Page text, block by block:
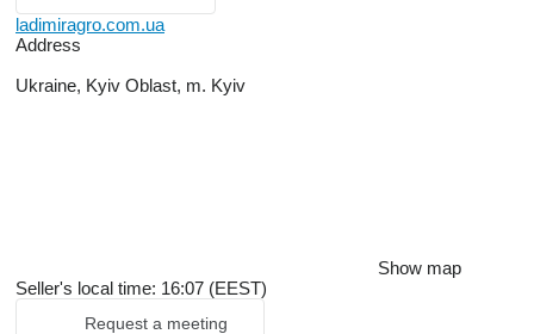
ladimiragro.com.ua
Address
Ukraine, Kyiv Oblast, m. Kyiv
Show map
Seller's local time: 16:07 (EEST)
Request a meeting